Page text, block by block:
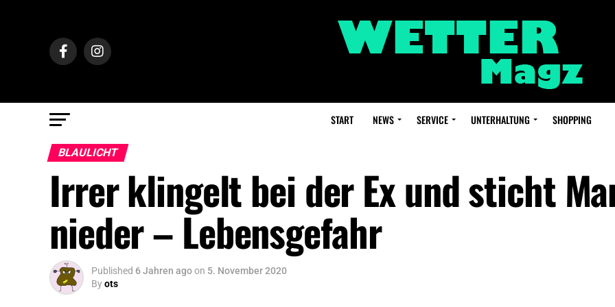
START NEWS SERVICE UNTERHALTUNG SHOPPING
BLAULICHT
Irrer klingelt bei der Ex und sticht
nieder – Lebensgefahr
Published 6 Jahren agoon 5. November 2020
Byots